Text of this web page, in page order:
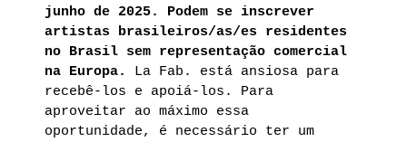
junho de 2025. Podem se inscrever
artistas brasileiros/as/es residentes
no Brasil sem representação comercial
na Europa.
La Fab. está ansiosa para
recebê-los e apoiá-los. Para
aproveitar ao máximo essa
oportunidade, é necessário ter um